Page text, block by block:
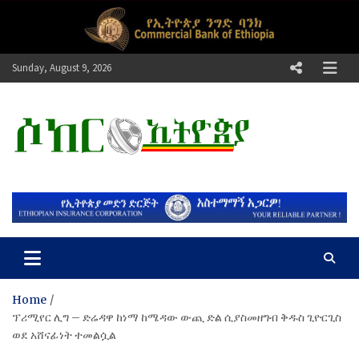
Sunday, August 9, 2026
ሶከር ኢትዮጵያ
Home
ፕሪሚየር ሊግ – ድሬዳዋ ከነማ ከሜዳው ውጪ ድል ሲያስመዘግብ ቅዱስ ጊዮርጊስ
ወደ አሸናፊነት ተመልሷል